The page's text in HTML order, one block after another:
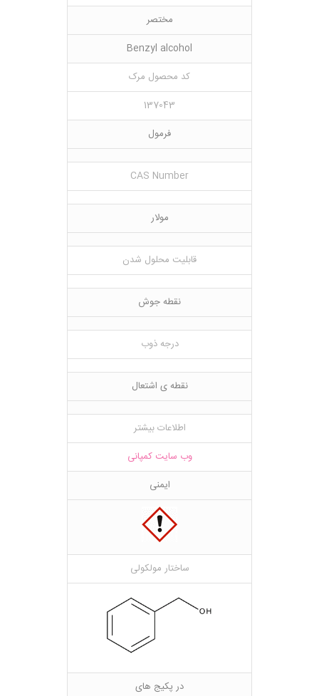
مختصر
Benzyl alcohol
کد محصول مرک
137043
فرمول
CAS Number
مولار
قابلیت محلول شدن
نقطه جوش
درجه ذوب
نقطه ی اشتعال
اطلاعات بیشتر
وب سایت کمپانی
ایمنی
ساختار مولکولی
در پکیج های